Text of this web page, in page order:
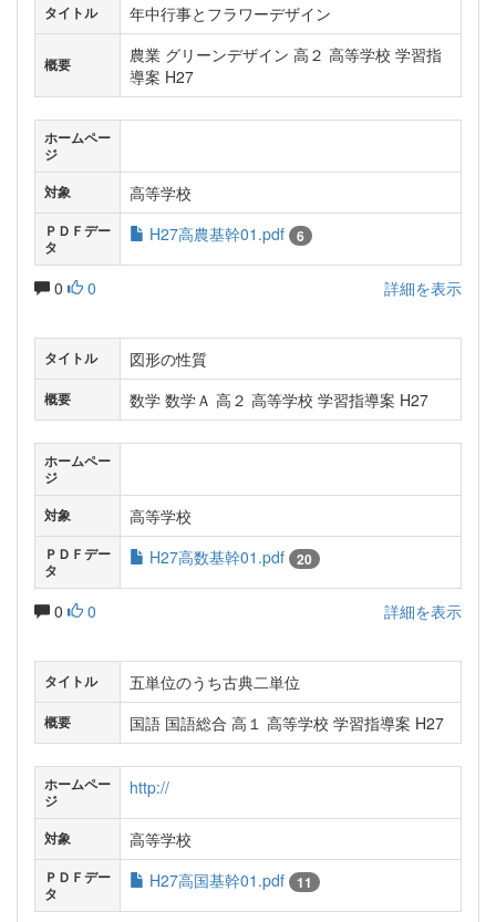
タイトル 年中行事とフラワーデザイン
概要
農業 グリーンデザイン 高２ 高等学校 学習指
導案 H27
ホームペー
ジ
対象
高等学校
ＰＤＦデー
タ
H27高農基幹01.pdf 6
0 0 詳細を表示
タイトル 図形の性質
概要 数学 数学Ａ 高２ 高等学校 学習指導案 H27
ホームペー
ジ
対象
高等学校
ＰＤＦデー
タ
H27高数基幹01.pdf 20
0 0 詳細を表示
タイトル 五単位のうち古典二単位
概要 国語 国語総合 高１ 高等学校 学習指導案 H27
ホームペー
ジ
http://
対象 高等学校
ＰＤＦデー
タ
H27高国基幹01.pdf 11